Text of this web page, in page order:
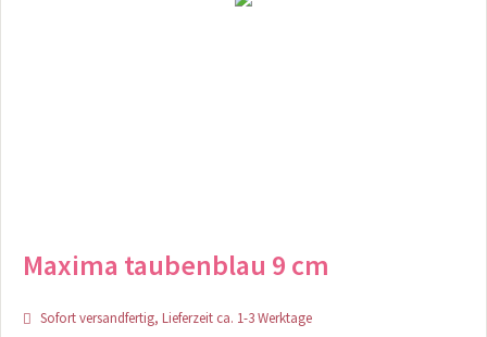
Maxima taubenblau 9 cm
Sofort versandfertig, Lieferzeit ca. 1-3 Werktage